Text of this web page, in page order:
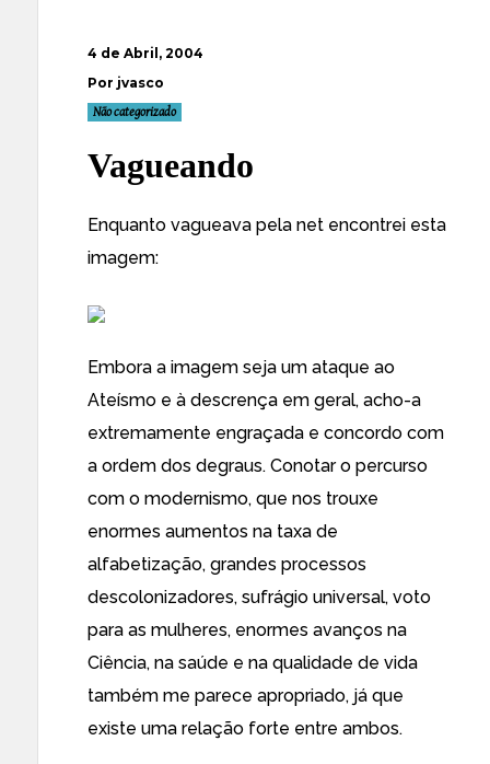
4 de Abril, 2004
Por jvasco
Não categorizado
Vagueando
Enquanto vagueava pela net encontrei esta
imagem:
Embora a imagem seja um ataque ao
Ateísmo e à descrença em geral, acho-a
extremamente engraçada e concordo com
a ordem dos degraus. Conotar o percurso
com o modernismo, que nos trouxe
enormes aumentos na taxa de
alfabetização, grandes processos
descolonizadores, sufrágio universal, voto
para as mulheres, enormes avanços na
Ciência, na saúde e na qualidade de vida
também me parece apropriado, já que
existe uma relação forte entre ambos.